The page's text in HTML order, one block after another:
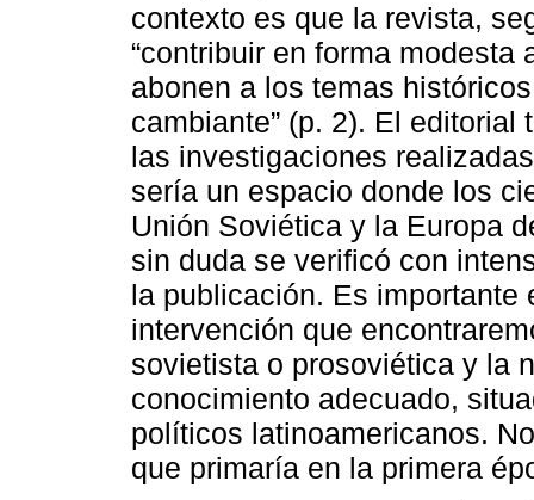
contexto es que la revista,
“contribuir en forma
abonen a los temas
cambiante” (p. 2). El
las investigaciones
sería un espacio donde los
Unión Soviética y la Europa
sin duda se verificó con
la publicación. Es
intervención que
sovietista o prosoviética y la
conocimiento adecuado,
políticos latinoamericanos.
que primaría en la primera